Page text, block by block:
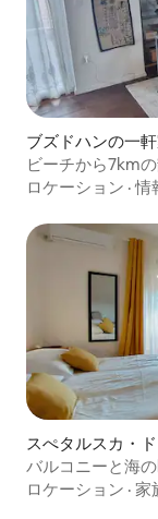
ブズドハンの一
ビーチから7km
ロケーション ·情
スぺタルスカ・
バルコニーと海
ロケーション · 家